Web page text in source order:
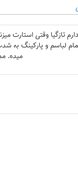
سلام وقتتون بخیر. من یه ٢٠۶ تیپ دو مدل ٨١ دارم
لباسم و پارکینگ
میده.